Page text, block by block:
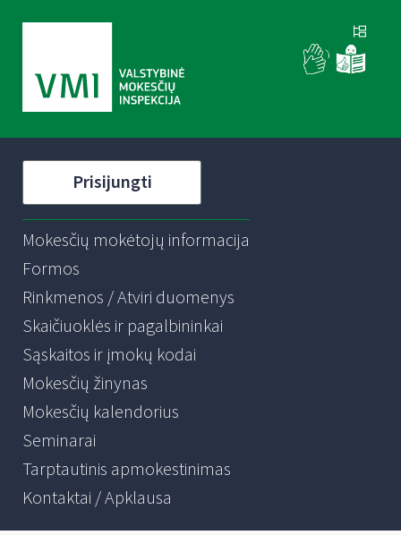
Prisijungti
Mokesčių mokėtojų informacija
Formos
Rinkmenos / Atviri duomenys
Skaičiuoklės ir pagalbininkai
Sąskaitos ir įmokų kodai
Mokesčių žinynas
Mokesčių kalendorius
Seminarai
Tarptautinis apmokestinimas
Kontaktai / Apklausa